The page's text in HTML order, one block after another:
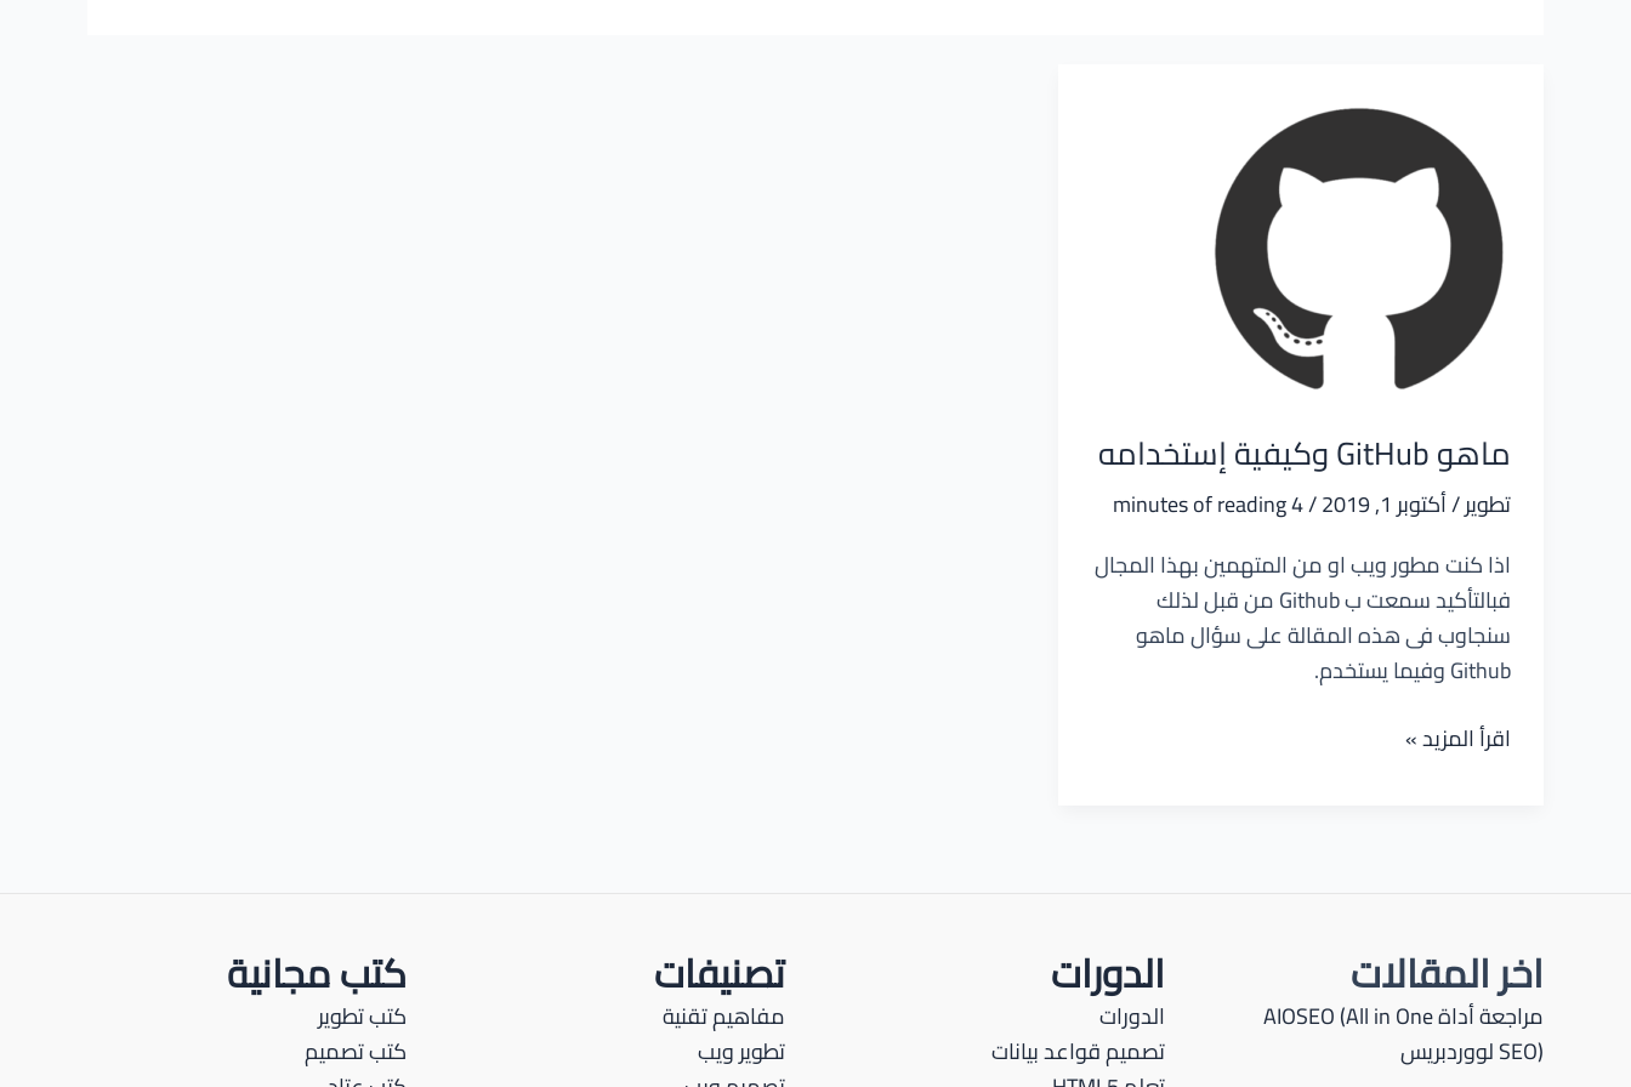
ماهو GitHub وكيفية إستخدامه
تطوير/أكتوبر 1, 2019 /
4 minutes of reading
اذا كنت مطور ويب او من المتهمين بهذا المجال
فبالتأكيد سمعت ب Github من قبل لذلك
سنجاوب فى هذه المقالة على سؤال ماهو
Github وفيما يستخدم.
ماهو
اقرأ المزيد »
اخر المقالات
مراجعة أداة AIOSEO (All in One
SEO) لووردبريس
الدورات
الدورات
تصميم قواعد بيانات
تصنيفات
مفاهيم تقنية
تطوير ويب
كتب مجانية
كتب تطوير
كتب تصميم